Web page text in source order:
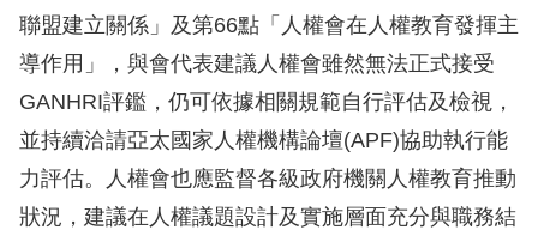
資
料
庫
無
障
聯盟建立關係」及第66點「人權會在人權教育發揮主
導作用」，與會代表建議人權會雖然無法正式接受
GANHRI評鑑，仍可依據相關規範自行評估及檢視，
並持續洽請亞太國家人權機構論壇(APF)協助執行能
力評估。人權會也應監督各級政府機關人權教育推動
狀況，建議在人權議題設計及實施層面充分與職務結